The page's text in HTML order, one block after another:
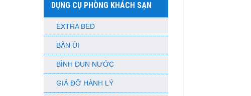
DỤNG CỤ PHÒNG KHÁCH SẠN
EXTRA BED
BÀN ỦI
BÌNH ĐUN NƯỚC
GIÁ ĐỠ HÀNH LÝ